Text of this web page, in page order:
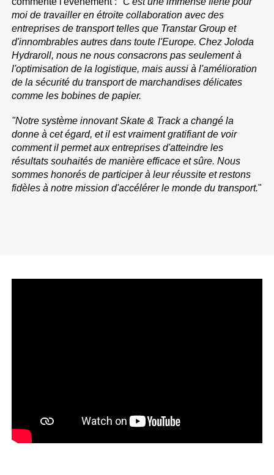
moi de travailler en étroite collaboration avec des
entreprises de transport telles que Transtar Group et
d'innombrables autres dans toute l'Europe. Chez Joloda
Hydraroll, nous ne nous consacrons pas seulement à
l'optimisation de la logistique, mais aussi à l'amélioration
de la sécurité du transport de marchandises délicates
comme les bobines de papier.
"Notre système innovant Skate & Track a changé la
donne à cet égard, et il est vraiment gratifiant de voir
comment il permet aux entreprises d'atteindre les
résultats souhaités de manière efficace et sûre. Nous
sommes honorés de participer à leur réussite et restons
fidèles à notre mission d'accélérer le monde du transport."